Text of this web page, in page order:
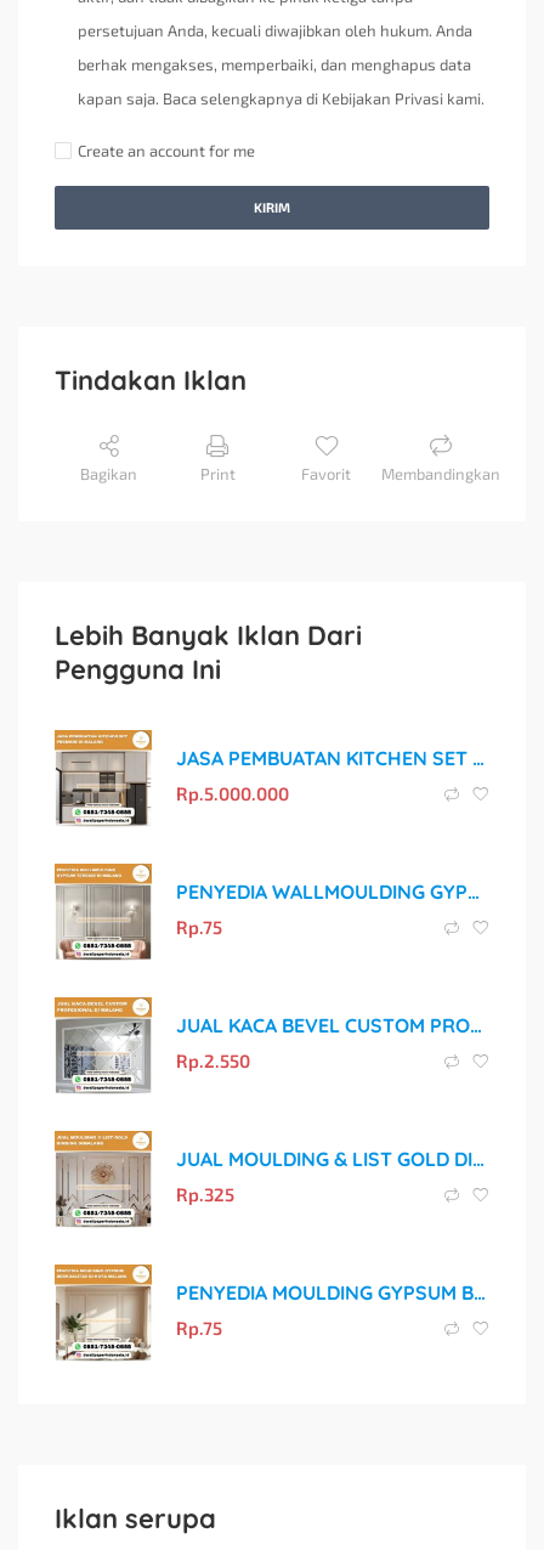
persetujuan Anda, kecuali diwajibkan oleh hukum. Anda
berhak mengakses, memperbaiki, dan menghapus data
kapan saja. Baca selengkapnya di Kebijakan Privasi kami.
Create an account for me
KIRIM
Tindakan Iklan
Bagikan Print Favorit Membandingkan
Lebih Banyak Iklan Dari
Pengguna Ini
JASA PEMBUATAN KITCHEN SET PREMIUM DI MALANG
Rp.5.000.000
PENYEDIA WALLMOULDING GYPSUM TERBAIK DI MALANG
Rp.75
JUAL KACA BEVEL CUSTOM PROFESIONAL DI MALANG
Rp.2.550
JUAL MOULDING & LIST GOLD DINDING DI MALANG
Rp.325
PENYEDIA MOULDING GYPSUM BERKUALITAS DI KOTA MALANG
Rp.75
Iklan serupa